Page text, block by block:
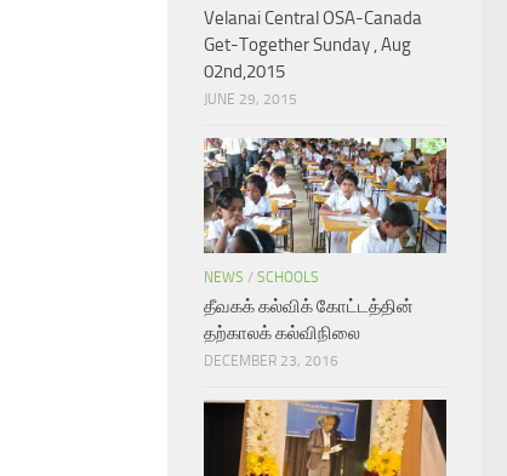
Velanai Central OSA-Canada
Get-Together Sunday , Aug
02nd,2015
JUNE 29, 2015
NEWS / SCHOOLS
தீவகக் கல்விக் கோட்டத்தின்
தற்காலக் கல்விநிலை
DECEMBER 23, 2016